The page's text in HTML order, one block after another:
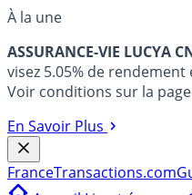
À la une
ASSURANCE-VIE LUCYA
visez 5.05% de rendement
Voir conditions sur la
En Savoir Plus
FranceTransactions.com